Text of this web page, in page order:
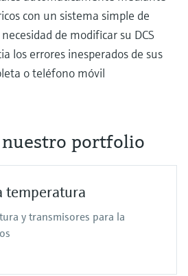
con un sistema simple de
de modificar su DCS
los errores inesperados de sus
o teléfono móvil
portfolio
temperatura
y transmisores para la